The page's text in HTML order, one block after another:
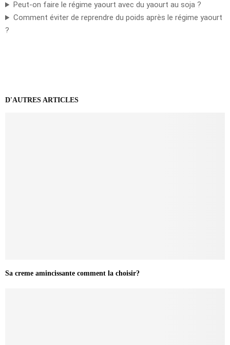
Peut-on faire le régime yaourt avec du yaourt au soja ?
Comment éviter de reprendre du poids après le régime yaourt
?
D'AUTRES ARTICLES
Sa creme amincissante comment la choisir?